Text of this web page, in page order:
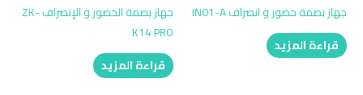
جهاز بصمة حضور و انصراف IN01-A
قراءة المزيد
جهاز بصمة الحضور و الإنصراف ZK-
K14 PRO
قراءة المزيد